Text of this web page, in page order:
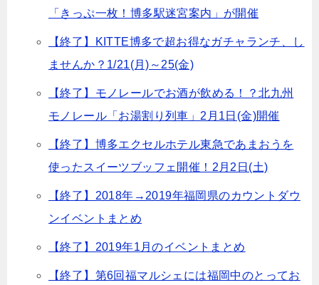
「きっぷ一枚！博多駅迷宮案内」が開催
【終了】KITTE博多で超お得なガチャランチ、し
ませんか？1/21(月)～25(金)
【終了】モノレールでお酒が飲める！？北九州
モノレール「お湯割り列車」2月1日(金)開催
【終了】博多エクセルホテル東急であまおうを
使ったスイーツブッフェ開催！2月2日(土)
【終了】2018年→2019年福岡県のカウントダウ
ンイベントまとめ
【終了】2019年1月のイベントまとめ
【終了】第6回福マルシェには福岡中のとってお